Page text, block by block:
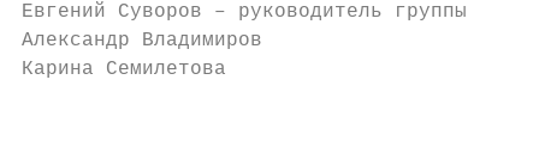
Евгений Суворов – руководитель группы
Александр Владимиров
Карина Семилетова